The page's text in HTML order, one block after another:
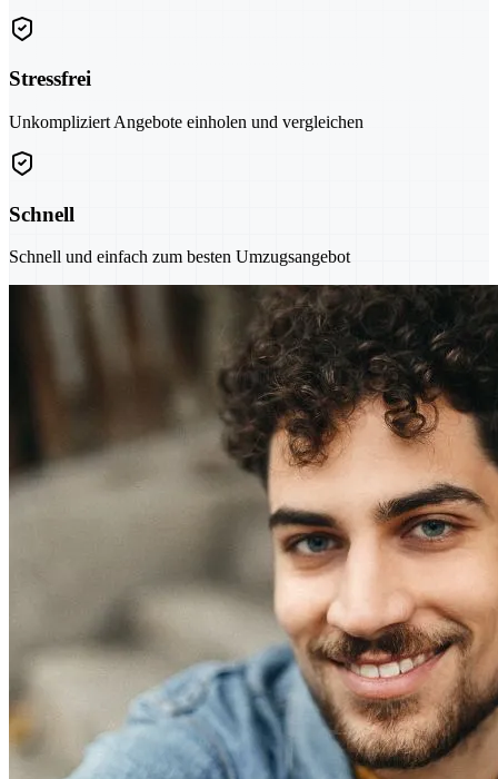
Stressfrei
Unkompliziert Angebote einholen und vergleichen
Schnell
Schnell und einfach zum besten Umzugsangebot